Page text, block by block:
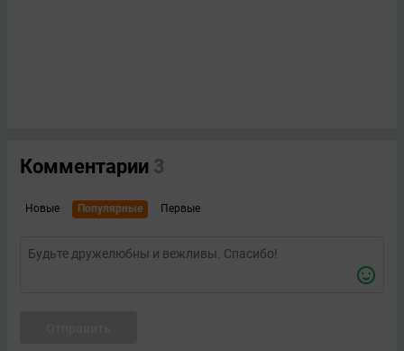
Комментарии 3
Новые Популярные Первые